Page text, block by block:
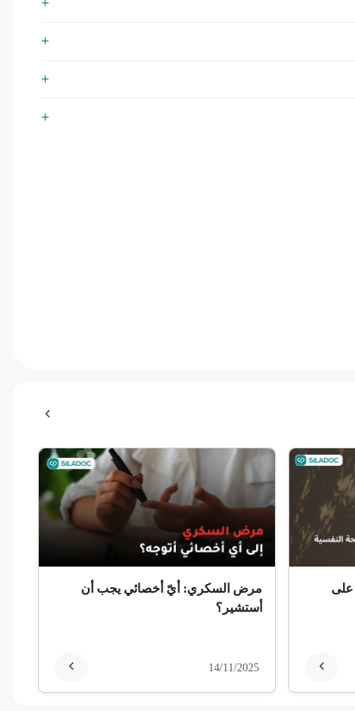
على
مرض السكري: أيّ أخصائي يجب أن
أستشير؟
14/11/2025